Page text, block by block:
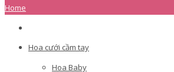
Home
Hoa cưới cầm tay
Hoa Baby